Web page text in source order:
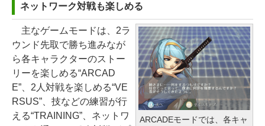
ネットワーク対戦も楽しめる
ARCADEモードでは、各キャ
主なゲームモードは、2ラ
ウンド先取で勝ち進みなが
ら各キャラクターのストー
リーを楽しめる“ARCAD
E”、2人対戦を楽しめる“VE
RSUS”、技などの練習が行
える“TRAINING”、ネットワ